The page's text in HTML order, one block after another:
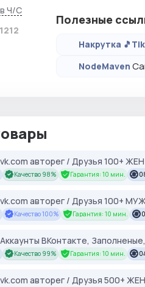
Ч/С
Полезные
Накрутка
NodeMaven
vk.com авторег / Друзья 100+
Качество 98% Гарантия: 10 мин.
vk.com авторег / Друзья 100+
Качество 100% Гарантия: 10 мин.
Аккаунты ВКонтакте,
Качество 99% Гарантия: 10 мин.
vk.com авторег / Друзья 500+